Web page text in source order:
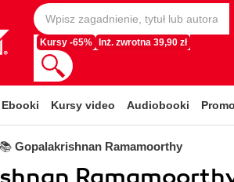
Kursy -65% Inż. zwrotna 39,90 zł
Ebooki Kursy video Audiobooki
Gopalakrishnan Ramamoorthy